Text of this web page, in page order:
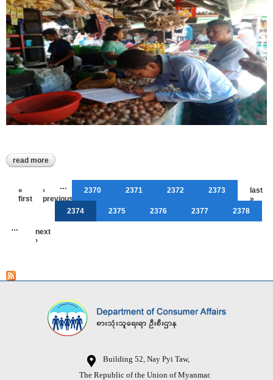
read more about ဒေးဒရဲမြို့နယ်၊ စားသုံးသူရေးရာဦးစီးမှူးရုံးတွင် ကုန်မျိုးစုံဆိုင်
လုပ်ငန်းရှင်များအား စားသုံးသူကာကွယ်ရေးအသိပညာပေးဟောပြော
«
first
‹
previous
… 2370 2371 2372 2373
2374 2375 2376 2377
2378
…
next
›
last
»
Building 52, Nay Pyi Taw,
The Republic of the Union of Myanmar.